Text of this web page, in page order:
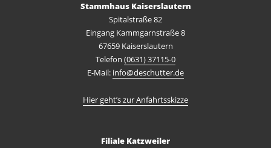
Stammhaus Kaiserslautern
Spitalstraße 82
Eingang Kammgarnstraße 8
67659 Kaiserslautern
Telefon (0631) 37115-0
E-Mail: info@deschutter.de
Hier geht’s zur Anfahrtsskizze
Filiale Katzweiler